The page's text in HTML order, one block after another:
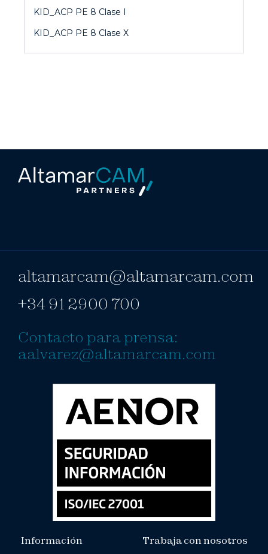
KID_ACP PE 8 Clase I
KID_ACP PE 8 Clase X
altamarcam@altamarcam.com
+34 91 2900 700
Contacto para prensa:
aalvarez@altamarcam.com
Información Trabaja con nosotros